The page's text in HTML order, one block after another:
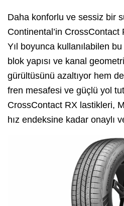
Daha konforlu ve sessiz bir
Continental’in
Yıl boyunca kullanılabilen
blok yapısı ve kanal
gürültüsünü azaltıyor hem
fren mesafesi ve güçlü yol
CrossContact RX lastikleri,
hız endeksine kadar onaylı